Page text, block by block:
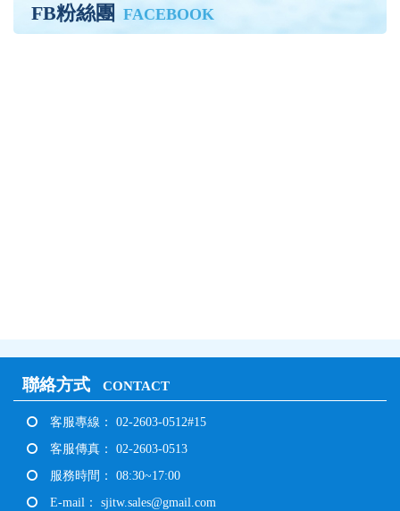
FB粉絲團 FACEBOOK
聯絡方式 CONTACT
客服專線： 02-2603-0512#15
客服傳真： 02-2603-0513
服務時間： 08:30~17:00
E-mail： sjitw.sales@gmail.com